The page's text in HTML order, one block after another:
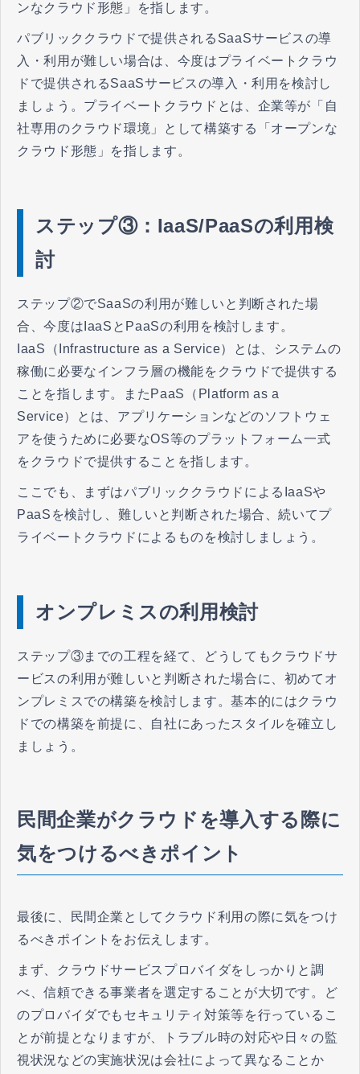
ンなクラウド形態」を指します。
パブリッククラウドで提供されるSaaSサービスの導
入・利用が難しい場合は、今度はプライベートクラウ
ドで提供されるSaaSサービスの導入・利用を検討し
ましょう。プライベートクラウドとは、企業等が「自
社専用のクラウド環境」として構築する「オープンな
クラウド形態」を指します。
ステップ③：IaaS/PaaSの利用検
討
ステップ②でSaaSの利用が難しいと判断された場
合、今度はIaaSとPaaSの利用を検討します。
IaaS（Infrastructure as a Service）とは、システムの
稼働に必要なインフラ層の機能をクラウドで提供する
ことを指します。またPaaS（Platform as a
Service）とは、アプリケーションなどのソフトウェ
アを使うために必要なOS等のプラットフォーム一式
をクラウドで提供することを指します。
ここでも、まずはパブリッククラウドによるIaaSや
PaaSを検討し、難しいと判断された場合、続いてプ
ライベートクラウドによるものを検討しましょう。
オンプレミスの利用検討
ステップ③までの工程を経て、どうしてもクラウドサ
ービスの利用が難しいと判断された場合に、初めてオ
ンプレミスでの構築を検討します。基本的にはクラウ
ドでの構築を前提に、自社にあったスタイルを確立し
ましょう。
民間企業がクラウドを導入する際に
気をつけるべきポイント
最後に、民間企業としてクラウド利用の際に気をつけ
るべきポイントをお伝えします。
まず、クラウドサービスプロバイダをしっかりと調
べ、信頼できる事業者を選定することが大切です。ど
のプロバイダでもセキュリティ対策等を行っているこ
とが前提となりますが、トラブル時の対応や日々の監
視状況などの実施状況は会社によって異なることか